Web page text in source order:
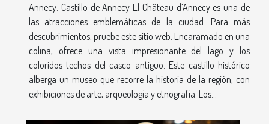
Annecy. Castillo de Annecy El Château d’Annecy es una de
las atracciones emblemáticas de la ciudad. Para más
descubrimientos, pruebe este sitio web. Encaramado en una
colina, ofrece una vista impresionante del lago y los
coloridos techos del casco antiguo. Este castillo histórico
alberga un museo que recorre la historia de la región, con
exhibiciones de arte, arqueología y etnografía. Los...